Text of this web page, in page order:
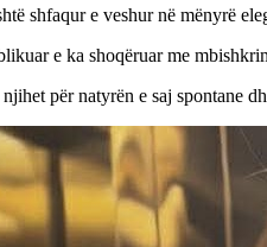
shfaqur e veshur në mënyrë
e ka shoqëruar me
për natyrën e saj spontane